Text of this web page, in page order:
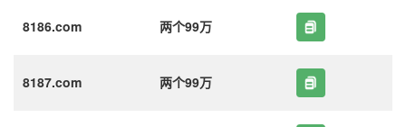
8186.com 两个99万
8187.com 两个99万